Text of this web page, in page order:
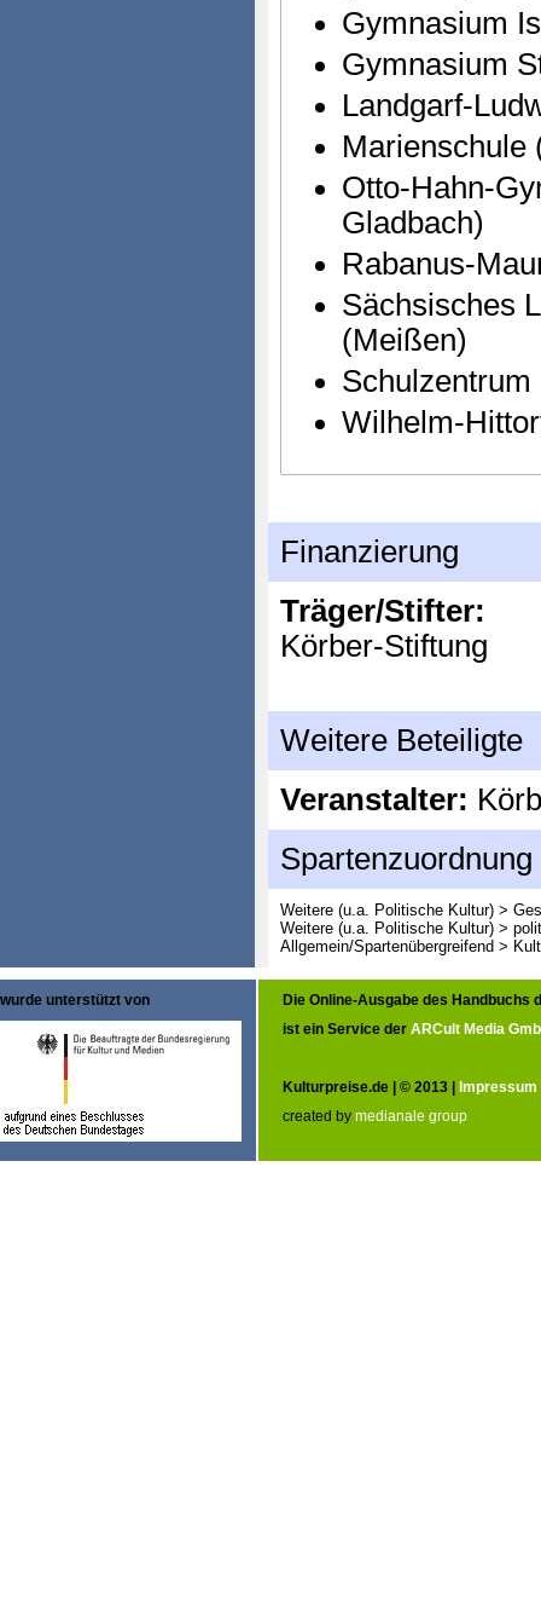
Gymnasium
Gymnasium
Landgarf-
Marienschule
Otto-Hahn-
Gladbach)
Rabanus-
Sächsisches
(Meißen)
Wilhelm-
Finanzierung
Träger/Stifter:
Körber-Stiftung
Weitere Beteiligte
Veranstalter:
Spartenzuordnung
Weitere (u.a. Politische Kultur) >
Weitere (u.a. Politische Kultur) >
Allgemein/Spartenübergreifend >
wurde unterstützt von
Die Online-Ausgabe des Handbuchs
ist ein Service der ARCult Media
Kulturpreise.de | © 2013 | Impressum
created by medianale group